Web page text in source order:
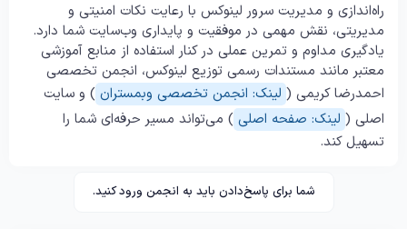
راه‌اندازی و مدیریت سرور لینوکس با رعایت نکات امنیتی و
مدیریتی، نقش مهمی در موفقیت و پایداری وب‌سایت شما دارد.
یادگیری مداوم و تمرین عملی در کنار استفاده از منابع آموزشی
معتبر مانند مستندات رسمی توزیع لینوکس، انجمن تخصصی
احمدرضا کریمی ( لینک: انجمن تخصصی وبمستران ) و سایت
اصلی ( لینک: صفحه اصلی ) می‌تواند مسیر حرفه‌ای شما را
تسهیل کند.
شما برای پاسخ‌دادن باید به انجمن ورود کنید.